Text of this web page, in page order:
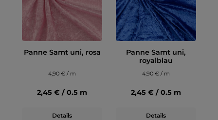
Panne Samt uni, rosa
4,90 € / m
2,45 € / 0.5 m
Details
Panne Samt uni,
royalblau
4,90 € / m
2,45 € / 0.5 m
Details